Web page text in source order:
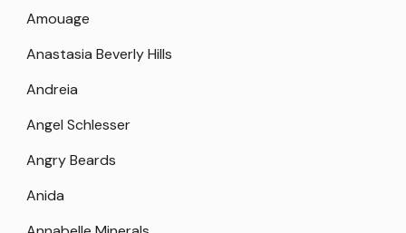
Amouage
Anastasia Beverly Hills
Andreia
Angel Schlesser
Angry Beards
Anida